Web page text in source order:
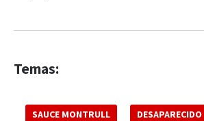
Temas:
SAUCE MONTRULL DESAPARECIDO